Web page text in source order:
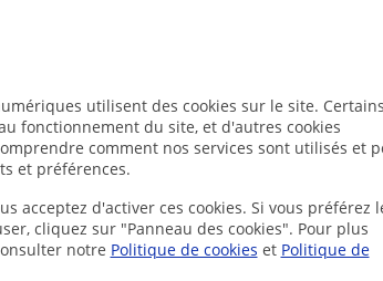
utilisent des cookies sur le site. Certains
fonctionnement du site, et d'autres cookies
comment nos services sont utilisés et
et préférences.
acceptez d'activer ces cookies. Si vous préférez
cliquez sur "Panneau des cookies". Pour plus
notre Politique de cookies et Politique de
Cours en ligne
Néerlandais
Cours particulier de néerlandais
Bonjour,Je suis moi-même encore au lycée
Je donne toujours un coup de main à mes amis...